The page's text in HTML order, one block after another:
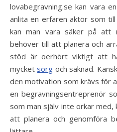
lovabegravning.se kan vara
anlita en erfaren aktör som
kan man vara säker på att
behöver till att planera och
stöd är oerhört viktigt att
mycketsorg och saknad.
den motivation som krävs för
en begravningsentreprenör
som man själv inte orkar
att planera och genomföra